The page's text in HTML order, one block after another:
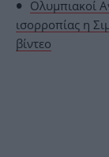
Ολυμπιακοί
ισορροπίας η
βίντεο